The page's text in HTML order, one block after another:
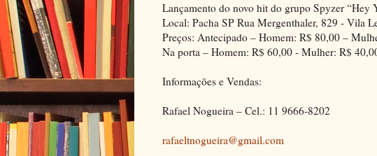
Lançamento do novo hit do grupo Spyzer “Hey
Local: Pacha SP Rua Mergenthaler, 829 - Vila
Preços: Antecipado – Homem: R$ 80,00 –
Na porta – Homem: R$ 60,00 - Mulher: R$
Informações e Vendas:
Rafael Nogueira – Cel.: 11 9666-8202
rafaeltnogueira@gmail.com